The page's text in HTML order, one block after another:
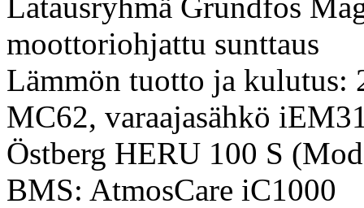
moottoriohjattu sunttaus
Lämmön tuotto ja
MC62, varaajasähkö
Östberg HERU 100 S
BMS: AtmosCare iC1000